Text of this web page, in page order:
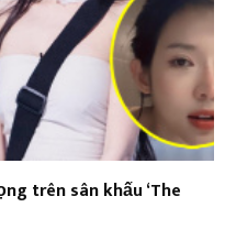
trên sân khấu ‘The